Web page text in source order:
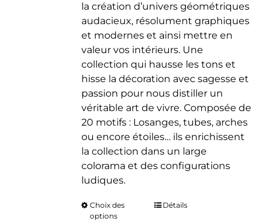
la création d’univers géométriques
audacieux, résolument graphiques
et modernes et ainsi mettre en
valeur vos intérieurs. Une
collection qui hausse les tons et
hisse la décoration avec sagesse et
passion pour nous distiller un
véritable art de vivre. Composée de
20 motifs : Losanges, tubes, arches
ou encore étoiles… ils enrichissent
la collection dans un large
colorama et des configurations
ludiques.
Choix des
options
CeDétails